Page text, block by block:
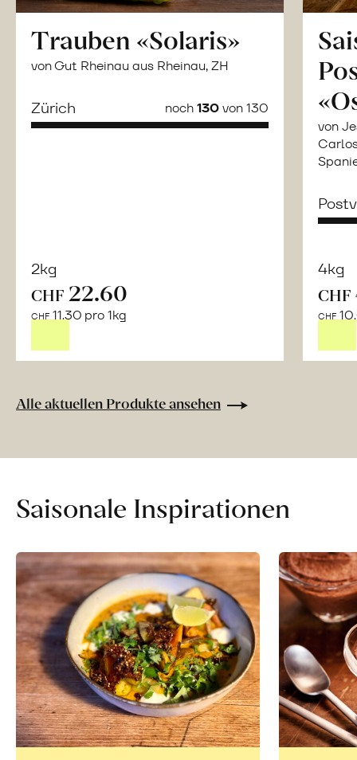
Trauben «Solaris»
von Gut Rheinau aus Rheinau, ZH
Zürich noch130von 130
2kg
CHF 22.60
CHF11.30 pro 1kg
Frische
Mango
von
4kg
CHF
CHF
Alle aktuellen Produkte ansehen
Saisonale Inspirationen